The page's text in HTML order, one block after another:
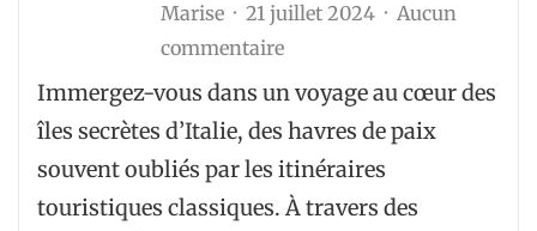
Marise 21 juillet 2024
Aucun
commentairesur
Quelles
trésors
découvrirez-
vous
Immergez-vous dans un voyage au cœur des
îles secrètes d’Italie, des havres de paix
souvent oubliés par les itinéraires
touristiques classiques. À travers des